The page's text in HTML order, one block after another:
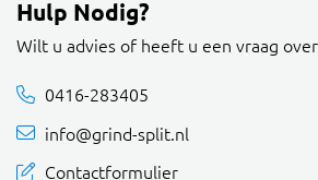
Hulp Nodig?
Wilt u advies of heeft u een vraag
0416-283405
info@grind-split.nl
Contactformulier